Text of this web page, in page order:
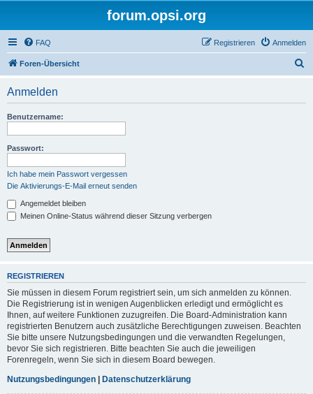
forum.opsi.org
FAQ Anmelden
Registrieren
Foren-Übersicht
Anmelden
Benutzername:
Passwort:
Ich habe mein Passwort vergessen
Die Aktivierungs-E-Mail erneut senden
Angemeldet bleiben
Meinen Online-Status während dieser Sitzung verbergen
REGISTRIEREN
Sie müssen in diesem Forum registriert sein, um sich anmelden zu können.
Die Registrierung ist in wenigen Augenblicken erledigt und ermöglicht es
Ihnen, auf weitere Funktionen zuzugreifen. Die Board-Administration kann
registrierten Benutzern auch zusätzliche Berechtigungen zuweisen. Beachten
Sie bitte unsere Nutzungsbedingungen und die verwandten Regelungen,
bevor Sie sich registrieren. Bitte beachten Sie auch die jeweiligen
Forenregeln, wenn Sie sich in diesem Board bewegen.
Nutzungsbedingungen | Datenschutzerklärung